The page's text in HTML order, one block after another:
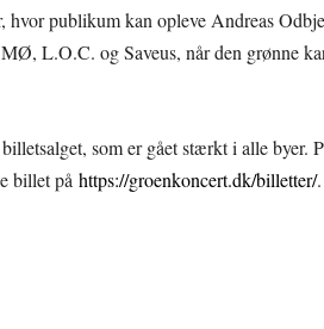
hvor publikum kan opleve Andreas
L.O.C. og Saveus, når den grønne
som er gået stærkt i alle byer.
billet på https://groenkoncert.dk/billetter/.